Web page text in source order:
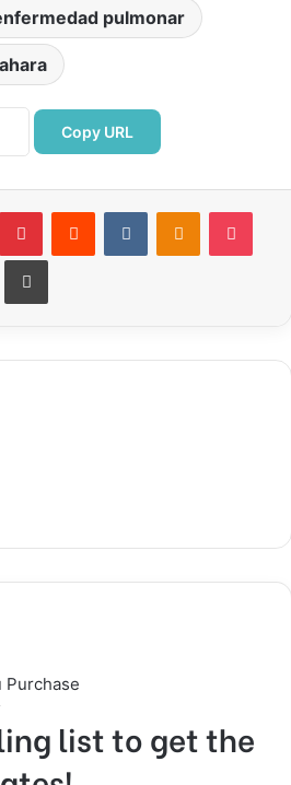
pulmonar
Copy URL
PinterestReddit VKontakteOdnoklassniki
Pocket
por correo electrónicoImprimir
Purchase
list to get the